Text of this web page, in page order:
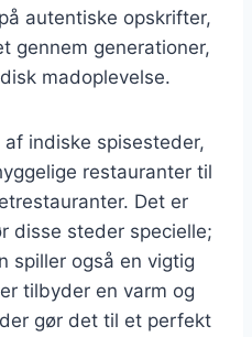
autentiske opskrifter,
gennem generationer,
madoplevelse.
indiske spisesteder,
restauranter til
Det er
disse steder specielle;
spiller også en vigtig
tilbyder en varm og
gør det til et perfekt